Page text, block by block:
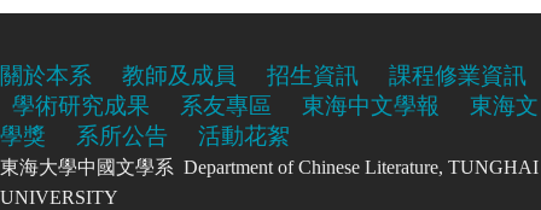
關於本系 教師及成員 招生資訊
課程修業資訊
學術研究成果
系友專區 東海中文學報
東海文
學獎
系所公告 活動花絮
東海大學中國文學系 Department of Chinese Literature, TUNGHAI
UNIVERSITY